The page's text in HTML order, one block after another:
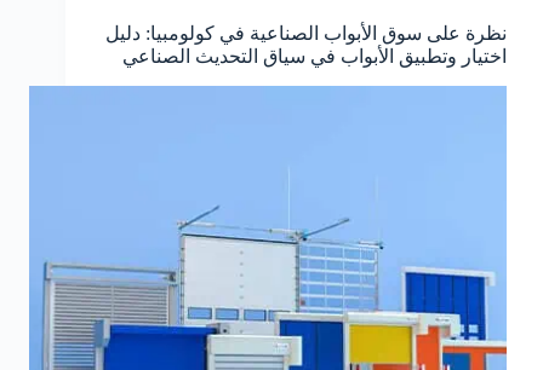
نظرة على سوق الأبواب الصناعية في كولومبيا: دليل
اختيار وتطبيق الأبواب في سياق التحديث الصناعي